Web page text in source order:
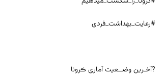
#رعایت_بهداشت_فردی
?آخـرین وضــعیت آماری ڪرونا